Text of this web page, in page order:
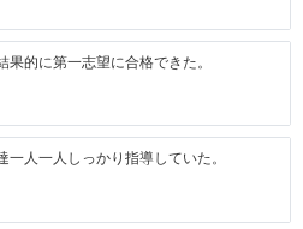
果的に第一志望に合格できた。
一人一人しっかり指導していた。